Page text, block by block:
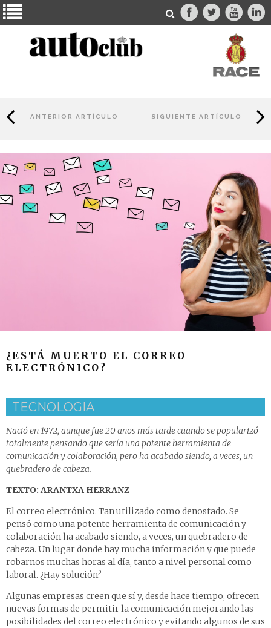
ANTERIOR ARTÍCULO SIGUIENTE ARTÍCULO
¿ESTÁ MUERTO EL CORREO
ELECTRÓNICO?
TECNOLOGIA
Nació en 1972, aunque fue 20 años más tarde cuando se popularizó
totalmente pensando que sería una potente herramienta de
comunicación y colaboración, pero ha acabado siendo, a veces, un
quebradero de cabeza.
TEXTO: ARANTXA HERRANZ
El correo electrónico. Tan utilizado como denostado. Se
pensó como una potente herramienta de comunicación y
colaboración ha acabado siendo, a veces, un quebradero de
cabeza. Un lugar donde hay mucha información y que puede
robarnos muchas horas al día, tanto a nivel personal como
laboral. ¿Hay solución?
Algunas empresas creen que sí y, desde hace tiempo, ofrecen
nuevas formas de permitir la comunicación mejorando las
posibilidades del correo electrónico y evitando algunos de sus